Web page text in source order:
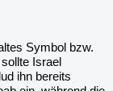
Symbol bzw.
Israel
ihn bereits